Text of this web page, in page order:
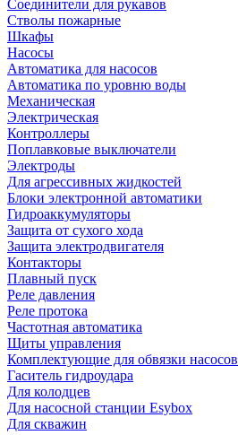
Соединители для рукавов
Стволы пожарные
Шкафы
Насосы
Автоматика для насосов
Автоматика по уровню воды
Механическая
Электрическая
Контроллеры
Поплавковые выключатели
Электроды
Для агрессивных жидкостей
Блоки электронной автоматики
Гидроаккумуляторы
Защита от сухого хода
Защита электродвигателя
Контакторы
Плавный пуск
Реле давления
Реле протока
Частотная автоматика
Щиты управления
Комплектующие для обвязки насосов
Гаситель гидроудара
Для колодцев
Для насосной станции Esybox
Для скважин